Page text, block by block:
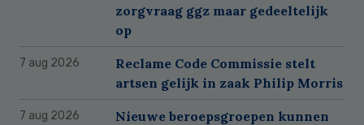
zorgvraag ggz maar gedeeltelijk
op
7 aug 2026
Reclame Code Commissie stelt
artsen gelijk in zaak Philip Morris
7 aug 2026
Nieuwe beroepsgroepen kunnen